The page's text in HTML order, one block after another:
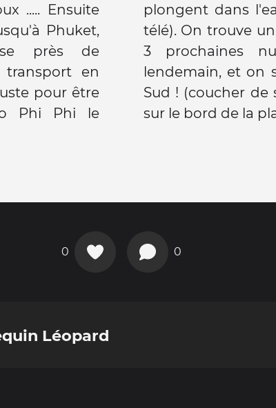
..... Ensuite
Phuket,
près de
transport en
pour être
Phi Phi le
plongent dans
télé). On trouve
3 prochaines
lendemain, et on
Sud ! (coucher de
sur le bord de la
0 0
Léopard